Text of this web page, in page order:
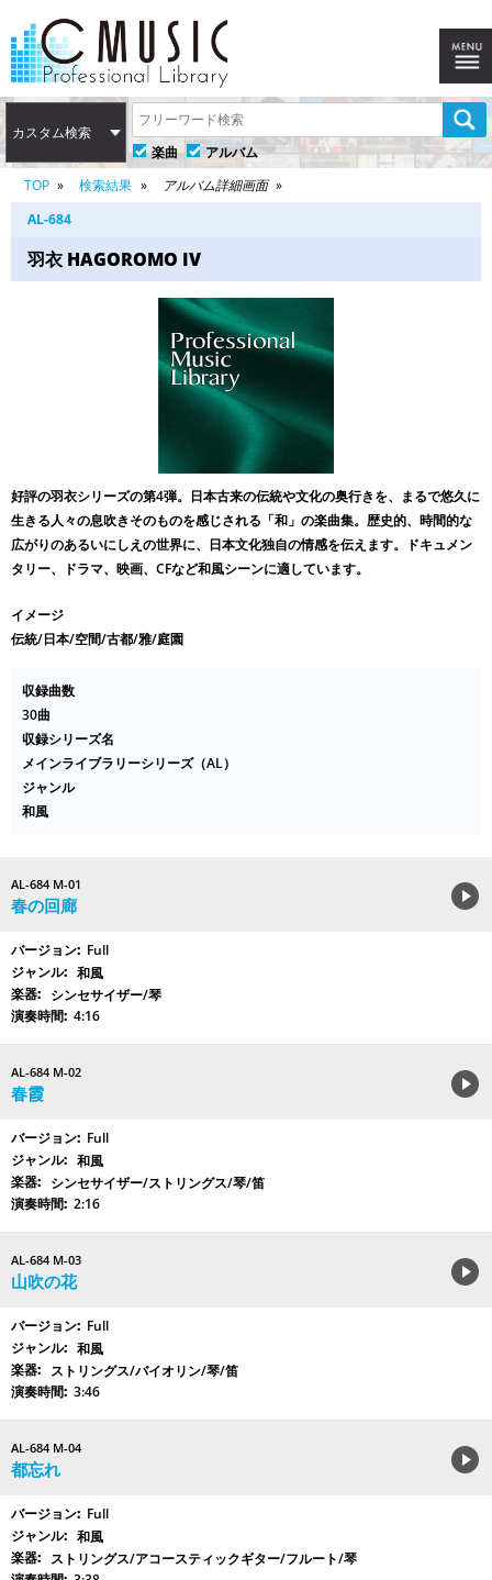
カスタム検索
楽曲
アルバム
TOP
検索結果
アルバム詳細画面
AL-684
羽衣 HAGOROMO IV
好評の羽衣シリーズの第4弾。日本古来の伝統や文化の奥行きを、まるで悠久に
生きる人々の息吹きそのものを感じされる「和」の楽曲集。歴史的、時間的な
広がりのあるいにしえの世界に、日本文化独自の情感を伝えます。ドキュメン
タリー、ドラマ、映画、CFなど和風シーンに適しています。
イメージ
伝統/日本/空間/古都/雅/庭園
収録曲数
30曲
収録シリーズ名
メインライブラリーシリーズ（AL）
ジャンル
和風
AL-684 M-01
春の回廊
Full
和風
シンセサイザー/琴
4:16
AL-684 M-02
春霞
Full
和風
シンセサイザー/ストリングス/琴/笛
2:16
AL-684 M-03
山吹の花
Full
和風
ストリングス/バイオリン/琴/笛
3:46
AL-684 M-04
都忘れ
Full
和風
ストリングス/アコースティックギター/フルート/琴